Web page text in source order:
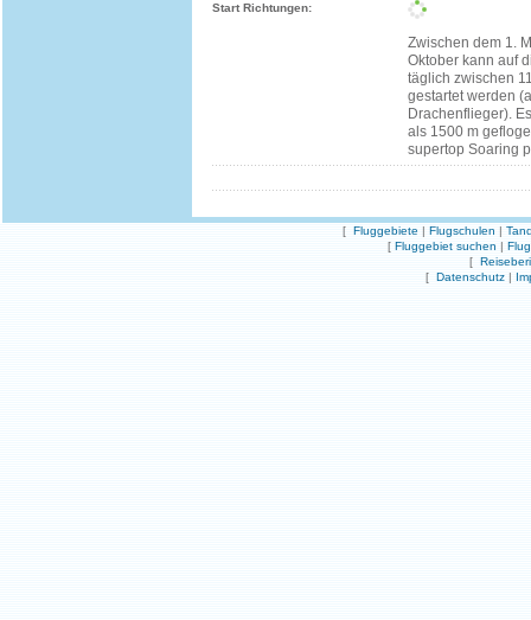
Start Richtungen:
Zwischen dem 1.
Oktober kann auf
täglich zwischen
gestartet werden
Drachenflieger).
als 1500 m
supertop Soaring
[ Fluggebiete | Flugschulen |
[ Fluggebiet suchen |
[
[ Datenschutz |